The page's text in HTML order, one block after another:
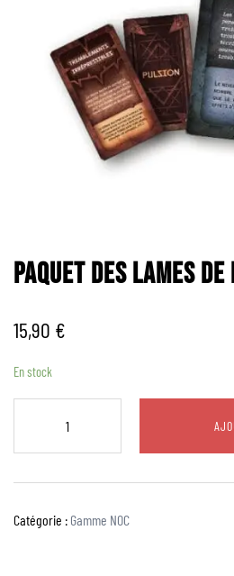
PAQUET DES LAMES
15,90 €
En stock
Catégorie : Gamme NOC